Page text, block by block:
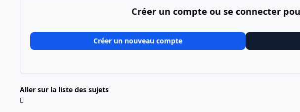
Créer un compte ou se connecter
Créer un nouveau compte
Aller sur la liste des sujets